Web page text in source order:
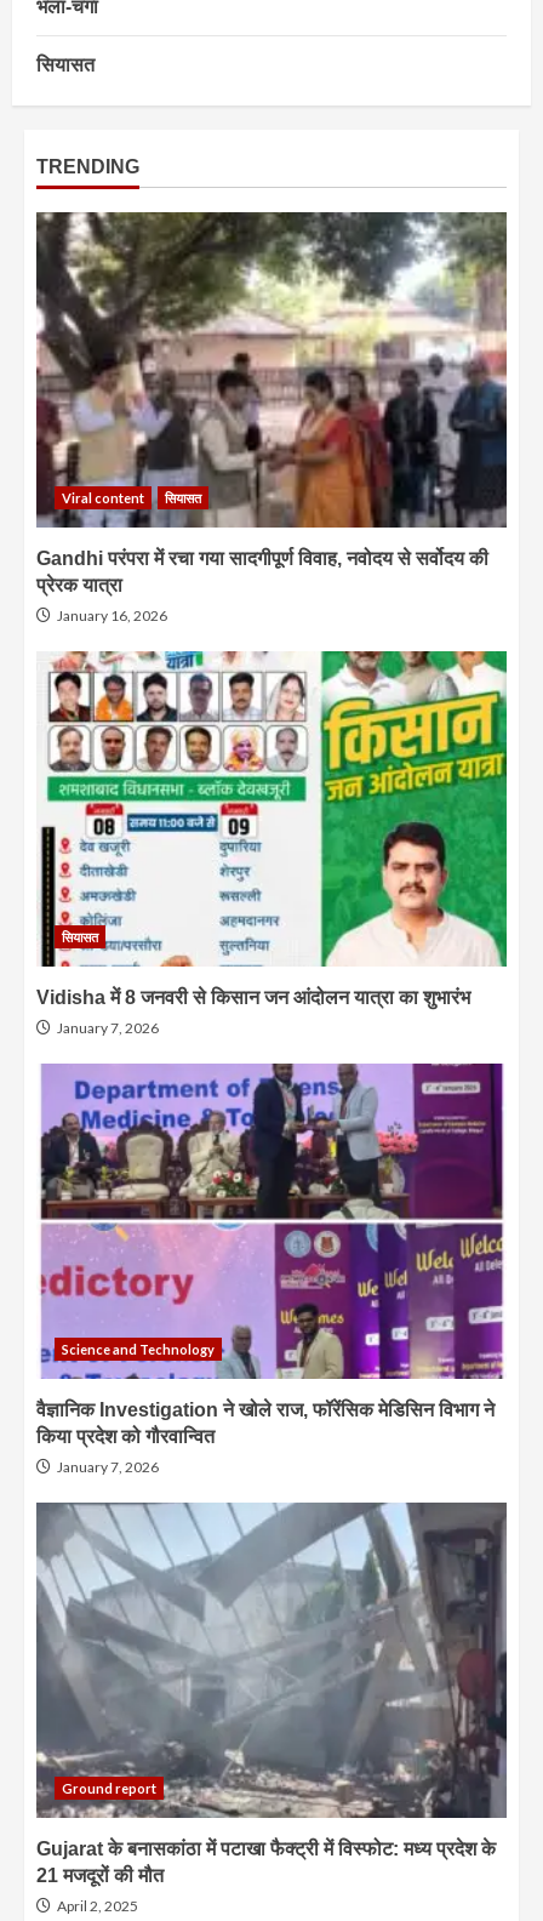
भला-चंगा
सियासत
TRENDING
Viral content सियासत
Gandhi परंपरा में रचा गया सादगीपूर्ण विवाह, नवोदय से सर्वोदय की
प्रेरक यात्रा
January 16, 2026
सियासत
Vidisha में 8 जनवरी से किसान जन आंदोलन यात्रा का शुभारंभ
January 7, 2026
Science and Technology
वैज्ञानिक Investigation ने खोले राज, फॉरेंसिक मेडिसिन विभाग ने
किया प्रदेश को गौरवान्वित
January 7, 2026
Ground report
Gujarat के बनासकांठा में पटाखा फैक्ट्री में विस्फोट: मध्य प्रदेश के
21 मजदूरों की मौत
April 2, 2025